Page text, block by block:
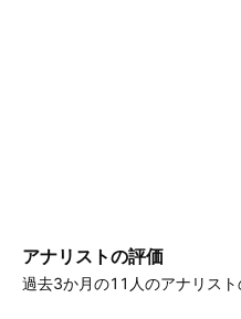
アナリストの評価
過去3か月の11人のアナリスト